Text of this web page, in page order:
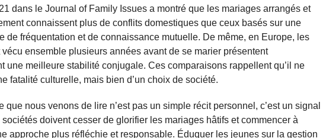
dans le Journal of Family Issues a montré que les mariages arrangés et
connaissent plus de conflits domestiques que ceux basés sur une
de fréquentation et de connaissance mutuelle. De même, en Europe, les
ensemble plusieurs années avant de se marier présentent
une meilleure stabilité conjugale. Ces comparaisons rappellent qu’il ne
fatalité culturelle, mais bien d’un choix de société.
que nous venons de lire n’est pas un simple récit personnel, c’est un signal
sociétés doivent cesser de glorifier les mariages hâtifs et commencer à
approche plus réfléchie et responsable. Éduquer les jeunes sur la gestion